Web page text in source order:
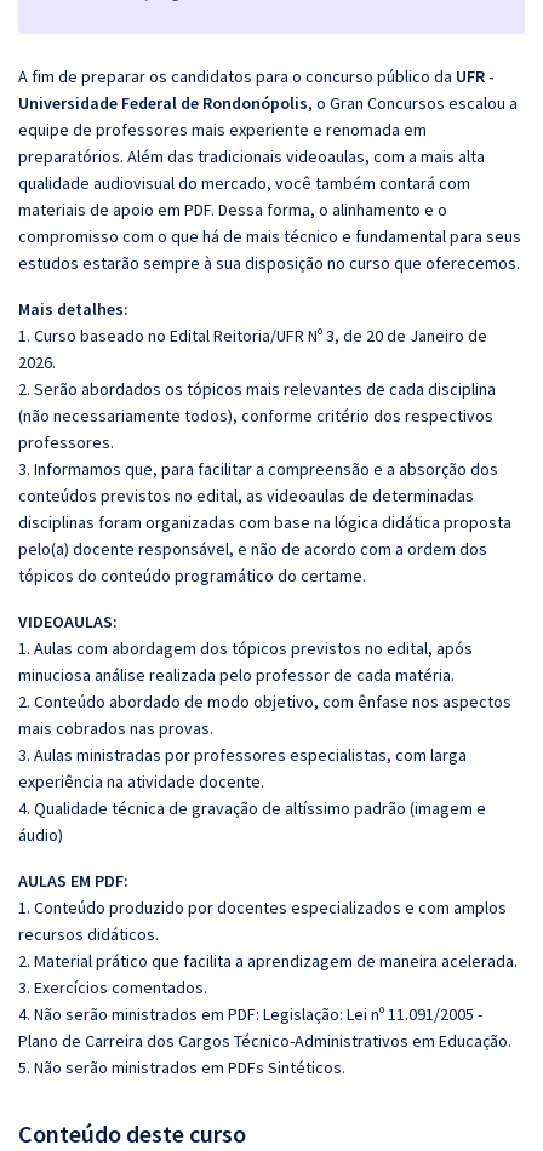
A fim de preparar os candidatos para o concurso público da UFR -
Universidade Federal de Rondonópolis, o Gran Concursos escalou a
equipe de professores mais experiente e renomada em
preparatórios. Além das tradicionais videoaulas, com a mais alta
qualidade audiovisual do mercado, você também contará com
materiais de apoio em PDF. Dessa forma, o alinhamento e o
compromisso com o que há de mais técnico e fundamental para seus
estudos estarão sempre à sua disposição no curso que oferecemos.
Mais detalhes:
1. Curso baseado no Edital Reitoria/UFR Nº 3, de 20 de Janeiro de
2026.
2. Serão abordados os tópicos mais relevantes de cada disciplina
(não necessariamente todos), conforme critério dos respectivos
professores.
3. Informamos que, para facilitar a compreensão e a absorção dos
conteúdos previstos no edital, as videoaulas de determinadas
disciplinas foram organizadas com base na lógica didática proposta
pelo(a) docente responsável, e não de acordo com a ordem dos
tópicos do conteúdo programático do certame.
VIDEOAULAS:
1. Aulas com abordagem dos tópicos previstos no edital, após
minuciosa análise realizada pelo professor de cada matéria.
2. Conteúdo abordado de modo objetivo, com ênfase nos aspectos
mais cobrados nas provas.
3. Aulas ministradas por professores especialistas, com larga
experiência na atividade docente.
4. Qualidade técnica de gravação de altíssimo padrão (imagem e
áudio)
AULAS EM PDF:
1. Conteúdo produzido por docentes especializados e com amplos
recursos didáticos.
2. Material prático que facilita a aprendizagem de maneira acelerada.
3. Exercícios comentados.
4. Não serão ministrados em PDF: Legislação: Lei nº 11.091/2005 -
Plano de Carreira dos Cargos Técnico-Administrativos em Educação.
5. Não serão ministrados em PDFs Sintéticos.
Conteúdo deste curso